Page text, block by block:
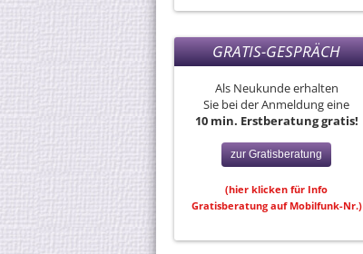
GRATIS-GESPRÄCH
Als Neukunde erhalten
Sie bei der Anmeldung eine
10 min. Erstberatung gratis!
zur Gratisberatung
(hier klicken für Info
Gratisberatung auf Mobilfunk-Nr.)